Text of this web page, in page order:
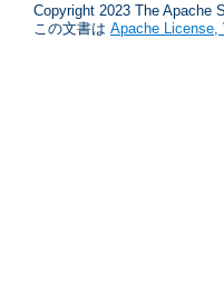
Copyright 2023 The Apache
この文書は Apache License,